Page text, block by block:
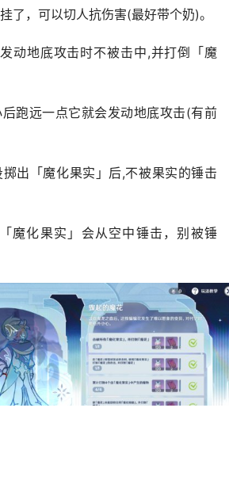
了，可以切人抗伤害(最好带个奶)。
动地底攻击时不被击中,并打倒「魔
跑远一点它就会发动地底攻击(有前
出「魔化果实」后,不被果实的锤击
魔化果实」会从空中锤击，别被锤